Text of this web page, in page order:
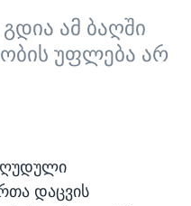
ამ ბაღში
უფლება არ
დაცვის